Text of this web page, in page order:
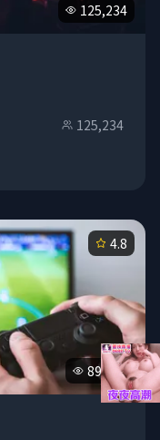
125,234
125,234
89,470
4.8